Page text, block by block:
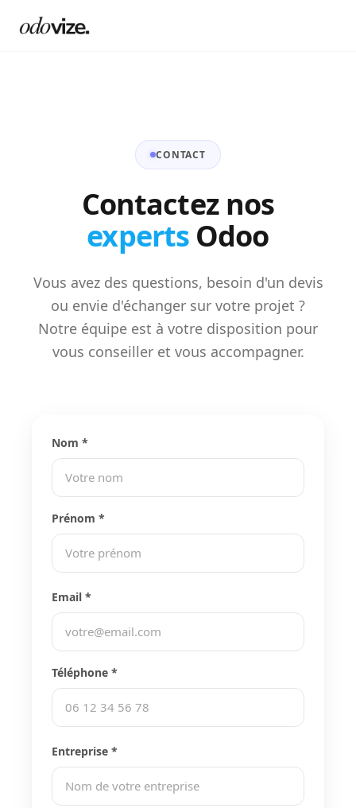
CONTACT
Contactez nos
experts Odoo
Vous avez des questions, besoin d'un devis
ou envie d'échanger sur votre projet ?
Notre équipe est à votre disposition pour
vous conseiller et vous accompagner.
Nom *
Prénom *
Email *
Téléphone *
Entreprise *